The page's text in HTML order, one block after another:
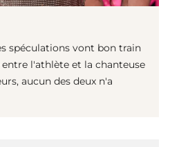
spéculations vont bon train
l'athlète et la chanteuse
aucun des deux n'a